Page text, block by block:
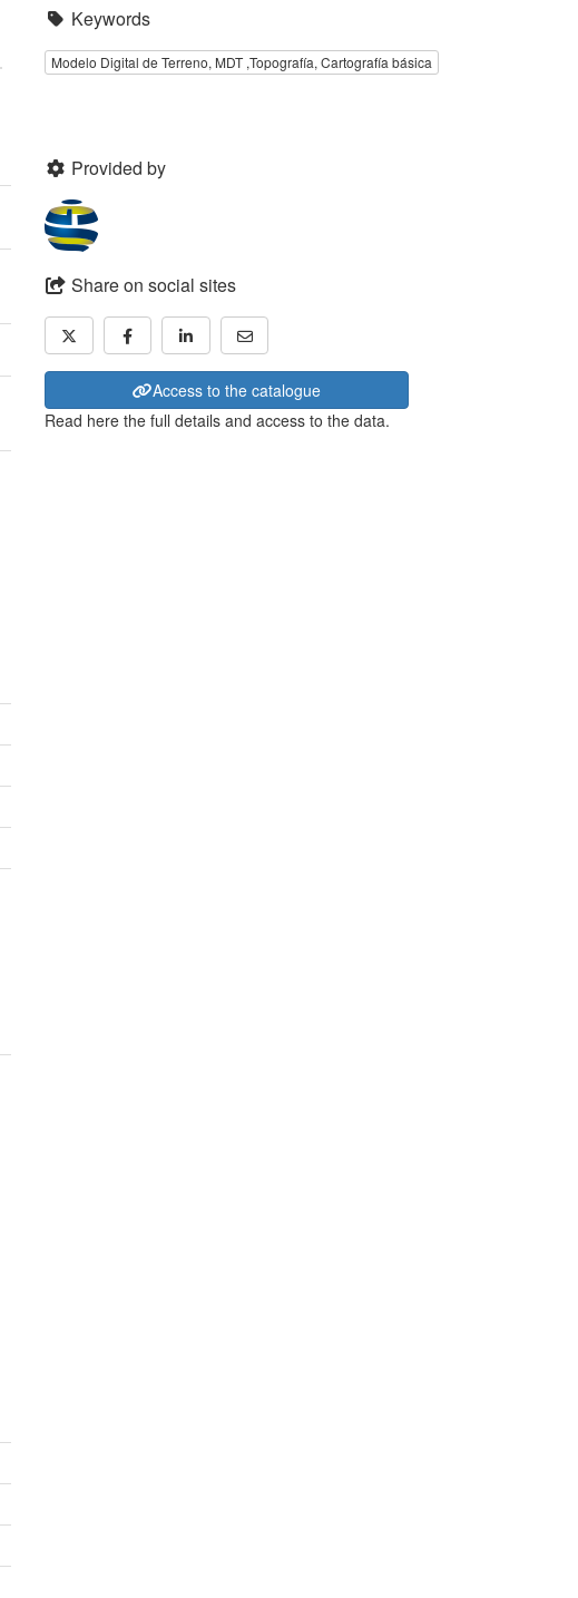
Keywords
Modelo Digital de Terreno, MDT ,Topografía, Cartografía básica
Provided by
Share on social sites
Access to the catalogue
Read here the full details and access to the data.